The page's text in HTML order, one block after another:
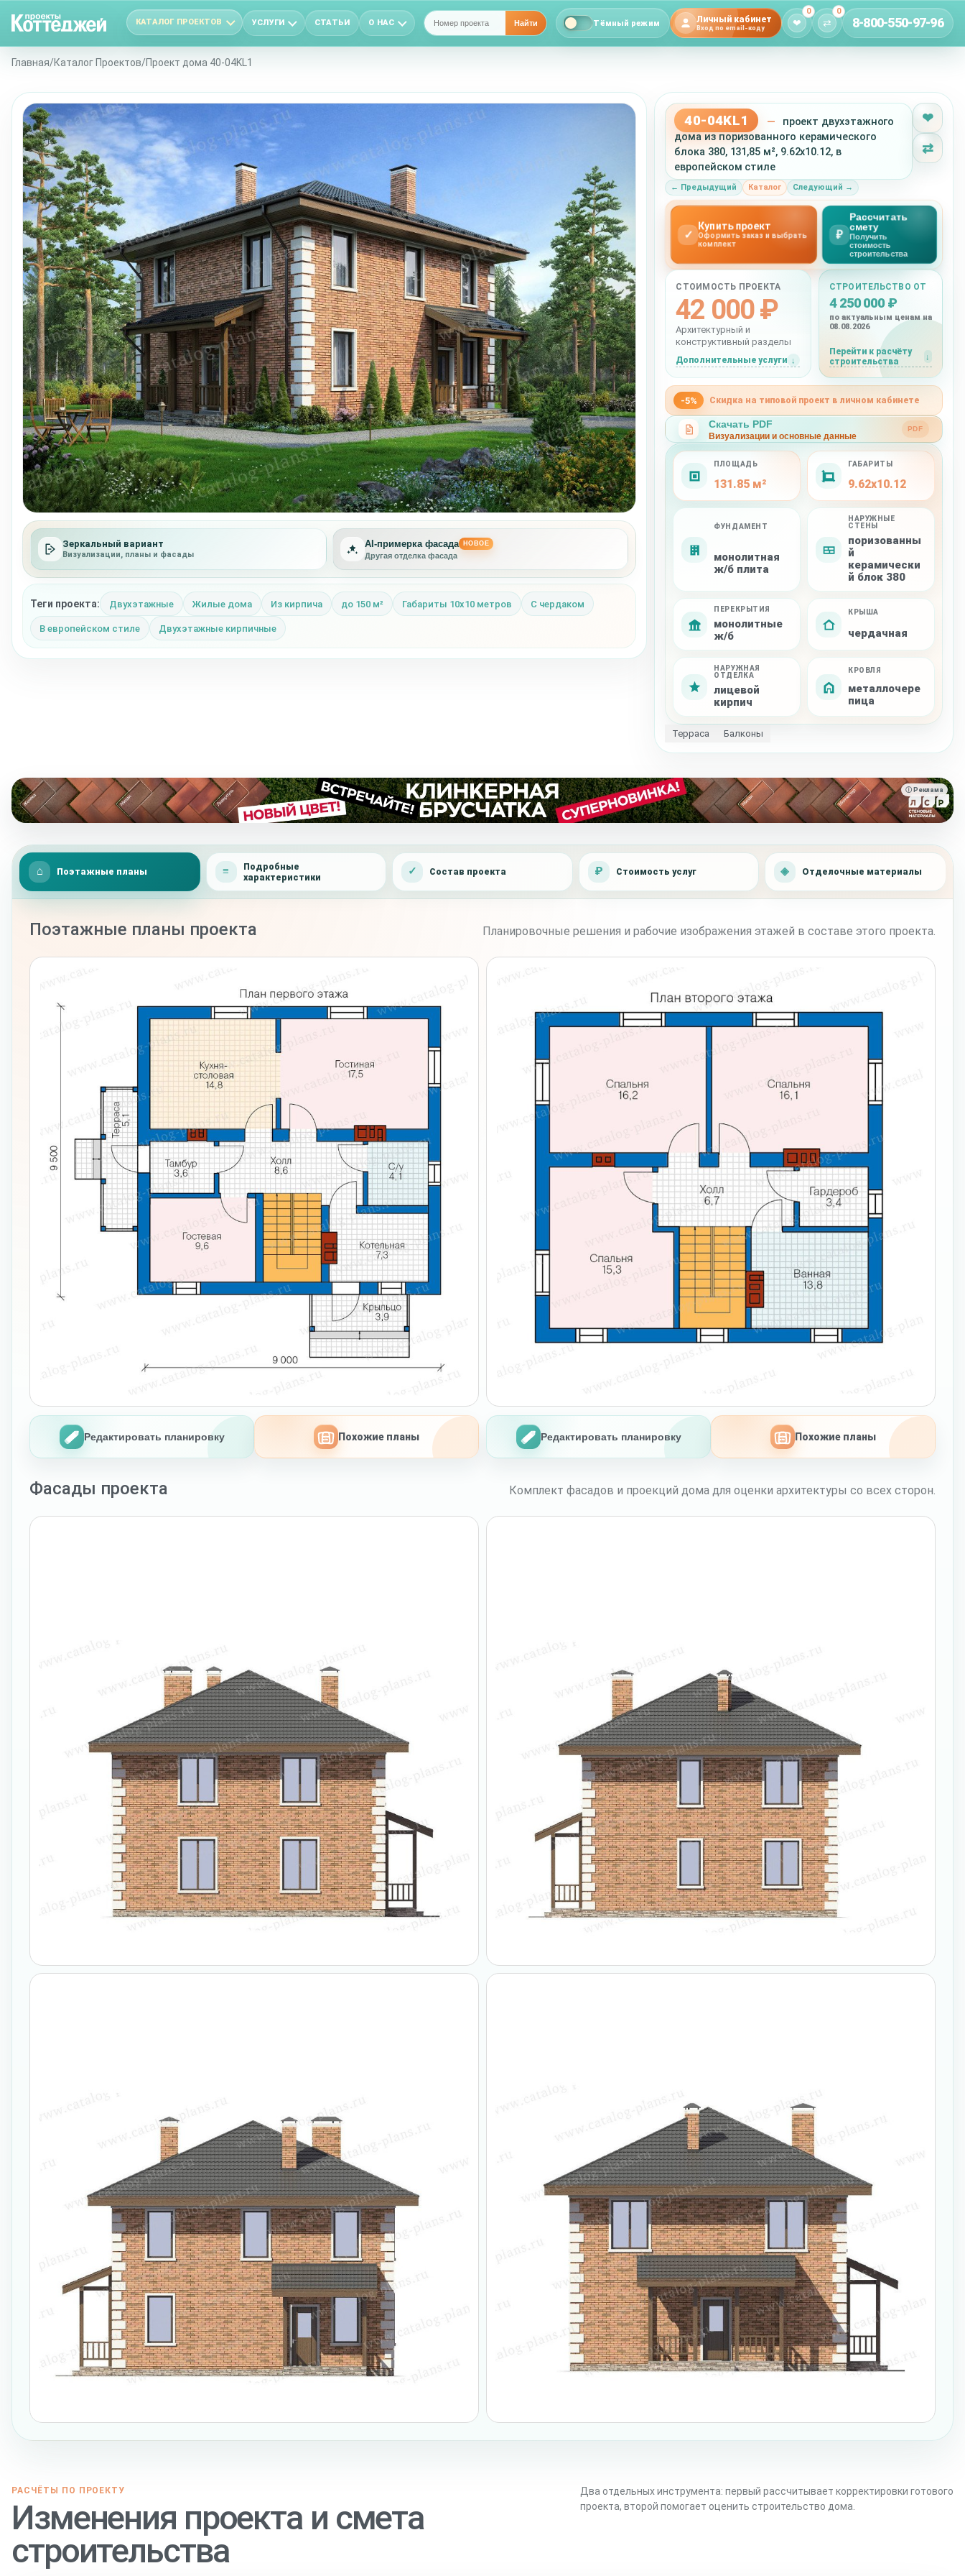
КАТАЛОГ ПРОЕКТОВ УСЛУГИ СТАТЬИ О НАС Найти Тёмный режим Личный кабинет
Вход по email-коду ❤
0
⇄
0
8-800-550-97-96
Главная/Каталог Проектов/Проект дома 40-04KL1
Зеркальный вариант
Визуализации, планы и фасады
AI-примерка фасада НОВОЕ
Другая отделка фасада
Теги проекта: Двухэтажные Жилые дома Из кирпича до 150 м² Габариты 10x10 метров С чердаком
В европейском стиле Двухэтажные кирпичные
40-04KL1 —
проект двухэтажного
дома из поризованного керамического
блока 380, 131,85 м², 9.62x10.12, в
европейском стиле
← Предыдущий Каталог Следующий →
❤
⇄
ПЛОЩАДЬ
131.85 м²
ГАБАРИТЫ
9.62x10.12
ФУНДАМЕНТ
монолитная
ж/б плита
НАРУЖНЫЕ
СТЕНЫ
поризованны
й
керамически
й блок 380
ПЕРЕКРЫТИЯ
монолитные
ж/б
КРЫША
чердачная
НАРУЖНАЯ
ОТДЕЛКА
лицевой
кирпич
КРОВЛЯ
металлочере
пица
Терраса Балконы
СТОИМОСТЬ ПРОЕКТА
42 000 ₽
Архитектурный и
конструктивный разделы
Дополнительные услуги
СТРОИТЕЛЬСТВО ОТ
4 250 000 ₽
по актуальным ценам на
08.08.2026
Перейти к расчёту
строительства
-5% Скидка на типовой проект в личном кабинете
✓
Купить проект
Оформить заказ и выбрать
комплект
₽
Рассчитать
смету
Получить
стоимость
строительства
Скачать PDF
Визуализации и основные данные
PDF
ⓘ Реклама
Поэтажные планы
Подробные
характеристики
Состав проекта Стоимость услуг Отделочные материалы
Поэтажные планы проекта Планировочные решения и рабочие изображения этажей в составе этого проекта.
Редактировать планировку Похожие планы Редактировать планировку Похожие планы
Фасады проекта Комплект фасадов и проекций дома для оценки архитектуры со всех сторон.
РАСЧЁТЫ ПО ПРОЕКТУ
Изменения проекта и смета
строительства
Два отдельных инструмента: первый рассчитывает корректировки готового
проекта, второй помогает оценить строительство дома.